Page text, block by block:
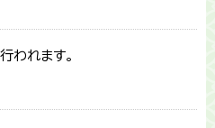
われます。